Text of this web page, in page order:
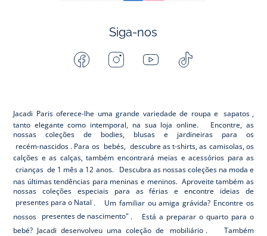
Siga-nos
FacebookInstagramYoutube
Jacadi Paris oferece-lhe uma grande variedade de roupa e sapatos ,
tanto elegante como intemporal, na sua loja online. Encontre, as
nossas coleções de bodies, blusas e jardineiras para os
recém-nascidos . Para os bebés, descubre as t-shirts, as camisolas, os
calções e as calças, também encontrará meias e acessórios para as
crianças de 1 mês a 12 anos. Descubra as nossas coleções na moda e
nas últimas tendências para meninas e meninos. Aproveite também as
nossas coleções especiais para as férias e encontre ideias de
presentes para o Natal . Um familiar ou amiga grávida? Encontre os
nossos presentes de nascimento" . Está a preparar o quarto para o
bebé? Jacadi desenvolveu uma coleção de
mobiliário . Também